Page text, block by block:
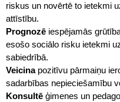
riskus un novērtē to ietekmi
attīstību.
Prognozē iespējamās
esošo sociālo risku ietekmi
sabiedrībā.
Veicina pozitīvu pārmaiņu
sadarbības nepieciešamību
Konsultē ģimenes un